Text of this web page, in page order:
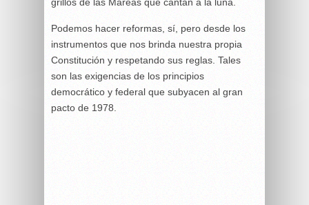
Podemos hacer reformas, sí, pero desde los
instrumentos que nos brinda nuestra propia
Constitución y respetando sus reglas. Tales
son las exigencias de los principios
democrático y federal que subyacen al gran
pacto de 1978.